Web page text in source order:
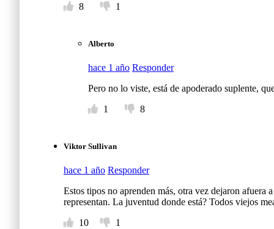
8
1
Alberto
hace 1 año Responder
Pero no lo viste, está de apoderado suplente,
1
8
Viktor Sullivan
hace 1 año Responder
Estos tipos no aprenden más, otra vez dejaron
representan. La juventud donde está? Todos viejos
10
1